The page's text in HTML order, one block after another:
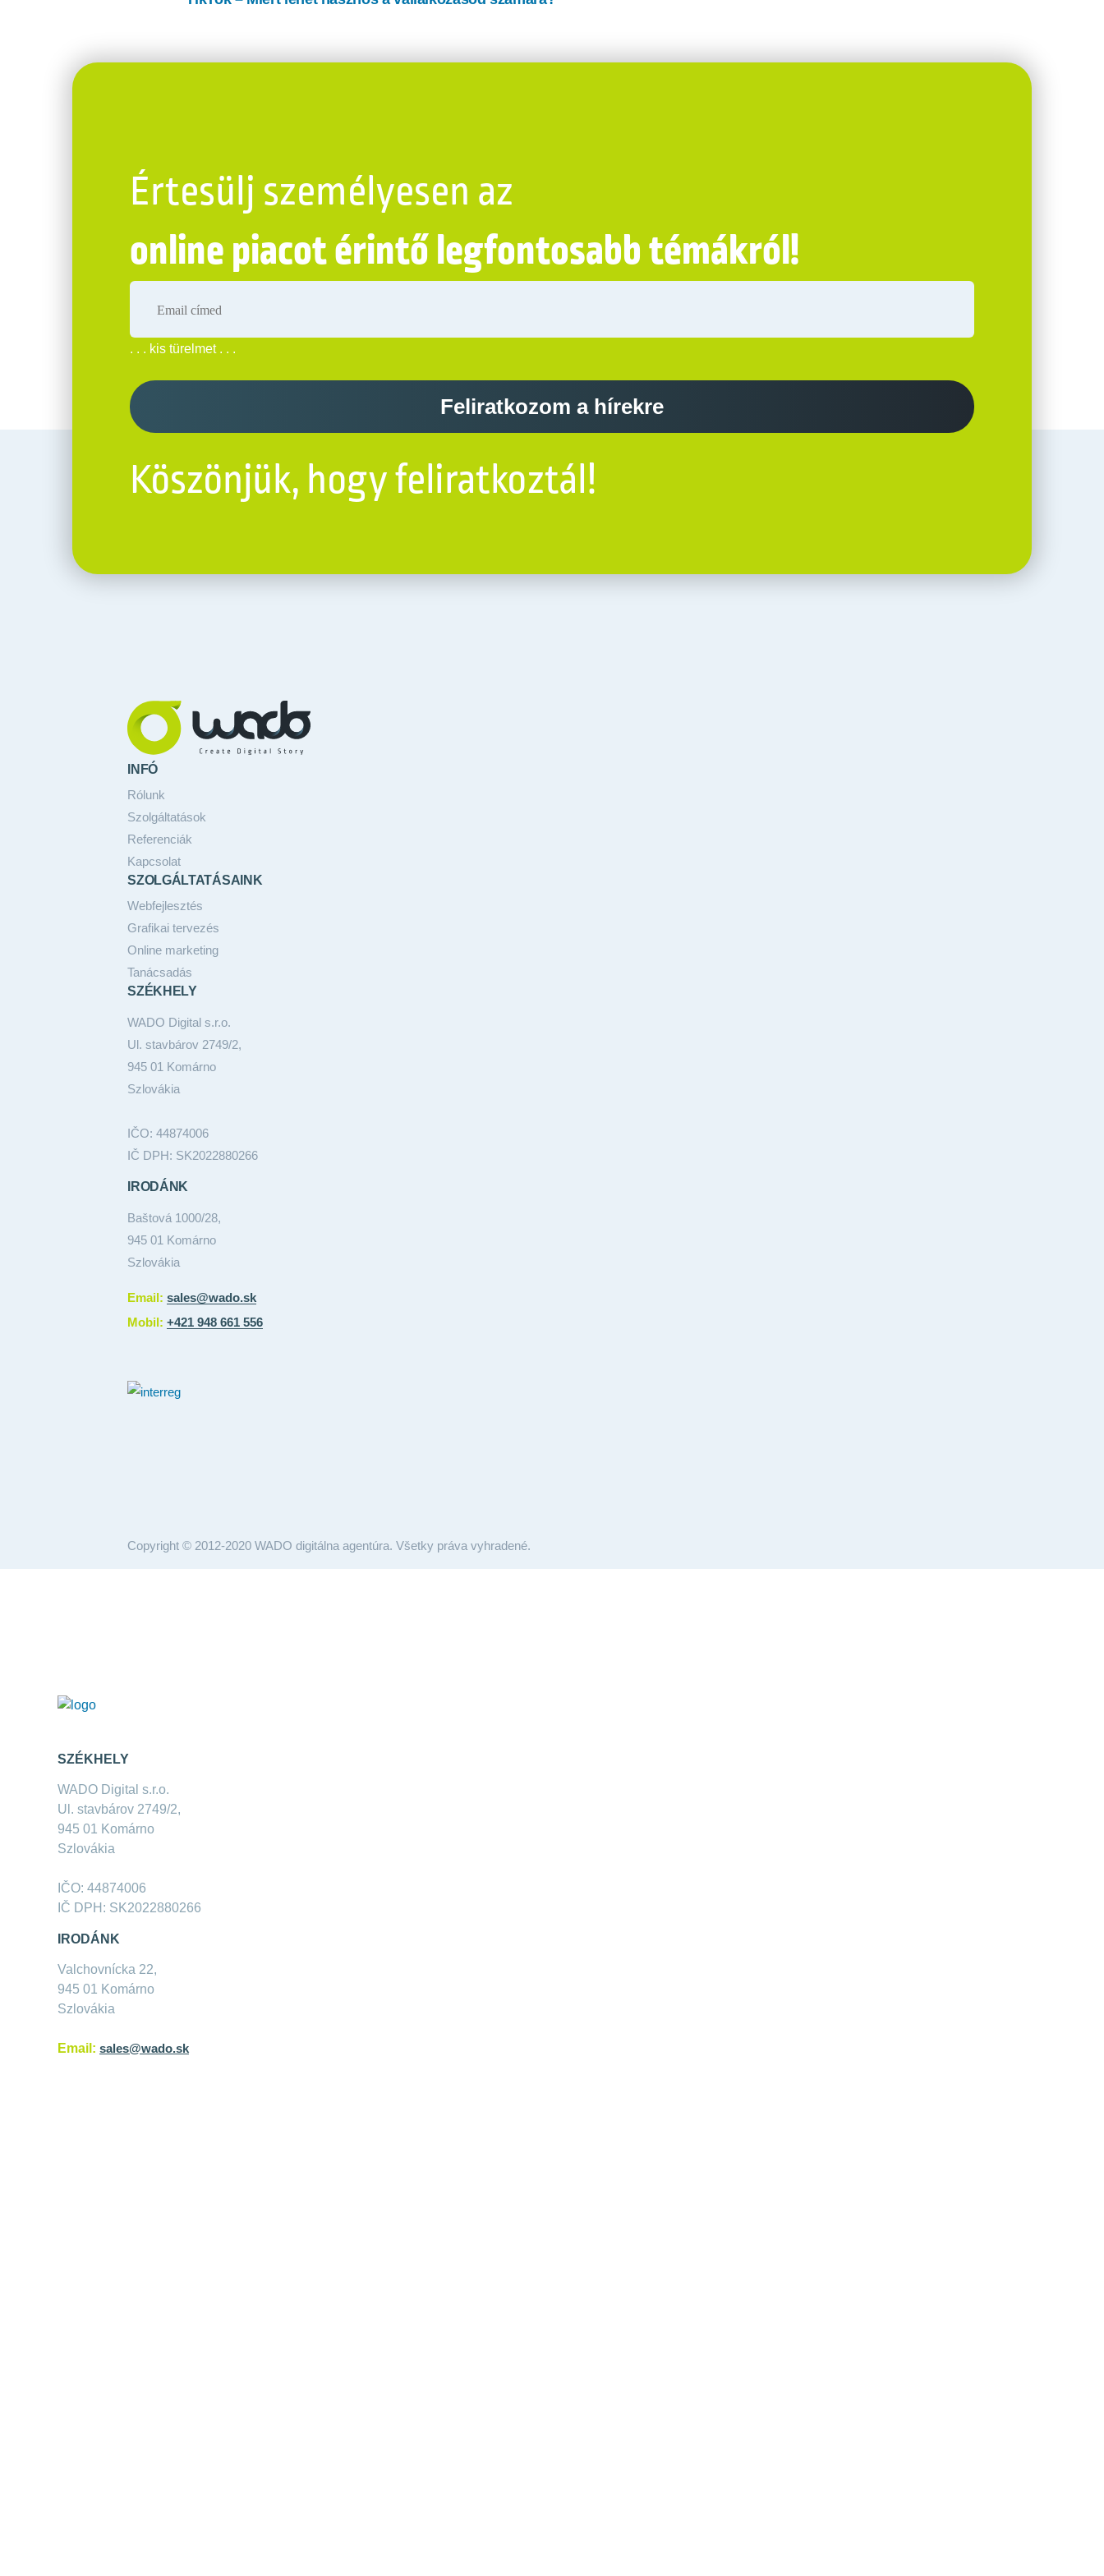
Értesülj személyesen az
online piacot érintő legfontosabb témákról!
. . . kis türelmet . . .
Feliratkozom a hírekre
Köszönjük, hogy feliratkoztál!
INFÓ
Rólunk
Szolgáltatások
Referenciák
Kapcsolat
SZOLGÁLTATÁSAINK
Webfejlesztés
Grafikai tervezés
Online marketing
Tanácsadás
SZÉKHELY
WADO Digital s.r.o.
Ul. stavbárov 2749/2,
945 01 Komárno
Szlovákia
IČO: 44874006
IČ DPH: SK2022880266
IRODÁNK
Baštová 1000/28,
945 01 Komárno
Szlovákia
Email:sales@wado.sk
Mobil:+421 948 661 556
Copyright © 2012-2020 WADO digitálna agentúra. Všetky práva vyhradené.
SZÉKHELY
WADO Digital s.r.o.
Ul. stavbárov 2749/2,
945 01 Komárno
Szlovákia
IČO: 44874006
IČ DPH: SK2022880266
IRODÁNK
Valchovnícka 22,
945 01 Komárno
Szlovákia
Email: sales@wado.sk